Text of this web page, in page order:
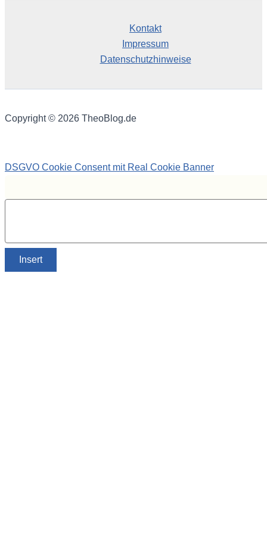
Kontakt
Impressum
Datenschutzhinweise
Copyright © 2026 TheoBlog.de
DSGVO Cookie Consent mit Real Cookie Banner
Insert